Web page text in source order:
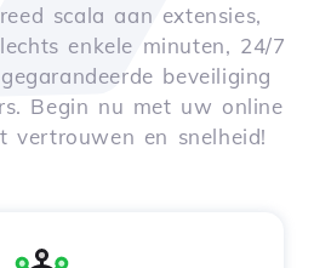
scala aan extensies,
enkele minuten, 24/7
beveiliging
Begin nu met uw online
vertrouwen en snelheid!